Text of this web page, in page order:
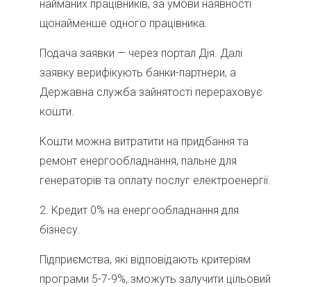
найманих працівників, за умови наявності
щонайменше одного працівника.
Подача заявки — через портал Дія. Далі
заявку верифікують банки-партнери, а
Державна служба зайнятості перераховує
кошти.
Кошти можна витратити на придбання та
ремонт енергообладнання, пальне для
генераторів та оплату послуг електроенергії.
2.⁠ ⁠Кредит 0% на енергообладнання для
бізнесу.
Підприємства, які відповідають критеріям
програми 5-7-9%, зможуть залучити цільовий